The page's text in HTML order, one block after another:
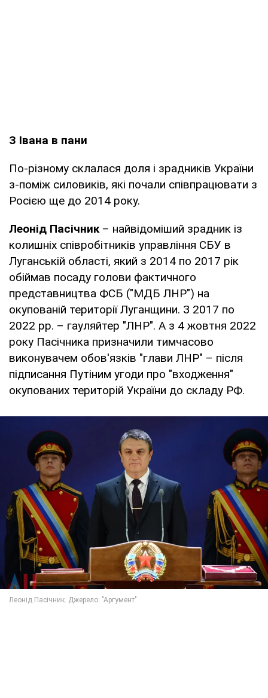
З Івана в пани
По-різному склалася доля і зрадників України
з-поміж силовиків, які почали співпрацювати з
Росією ще до 2014 року.
Леонід Пасічник– найвідоміший зрадник із
колишніх співробітників управління СБУ в
Луганській області, який з 2014 по 2017 рік
обіймав посаду голови фактичного
представництва ФСБ ("МДБ ЛНР") на
окупованій території Луганщини. З 2017 по
2022 рр. – гауляйтер "ЛНР". А з 4 жовтня 2022
року Пасічника призначили тимчасово
виконувачем обов'язків "глави ЛНР" – після
підписання Путіним угоди про "входження"
окупованих територій України до складу РФ.